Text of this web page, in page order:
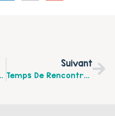
Et Temps Fort Familial Au Parc Des Tintelleries !
Suivant
Temps De Rencontres Familiales Avec L’association USCEA À Saint Léonard À L’occasion D’une Semaine Sans Écran !